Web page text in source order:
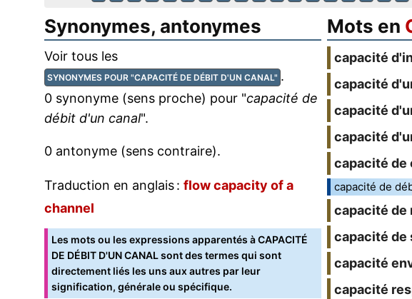
Synonymes, antonymes
Voir tous les
SYNONYMES POUR "CAPACITÉ DE DÉBIT D'UN CANAL" .
0 synonyme (sens proche) pour "capacité de
débit d'un canal".
0 antonyme (sens contraire).
Traduction en anglais : flow capacity of a
channel
Les mots ou les expressions apparentés à CAPACITÉ
DE DÉBIT D'UN CANAL sont des termes qui sont
directement liés les uns aux autres par leur
signification, générale ou spécifique.
Mots en
capacité
capacité
capacité
capacité
capacité de
capacité de
capacité de
capacité de
capacité
capacité